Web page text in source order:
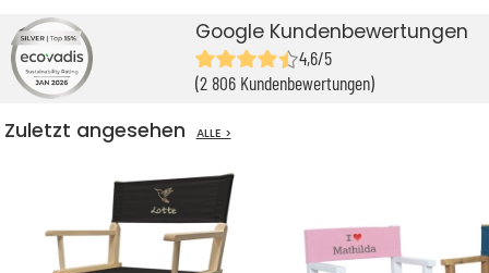
Google Kundenbewertungen
4,6/5
(2 806 Kundenbewertungen)
Zuletzt angesehen ALLE >